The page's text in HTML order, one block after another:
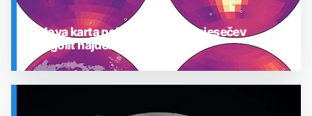
Nova karta pokazuje gdje je mjesečev
regolit najdeblji